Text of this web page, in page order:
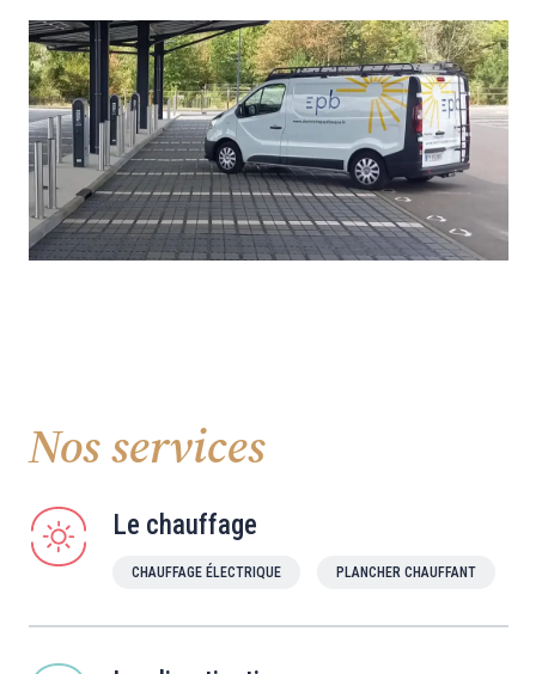
Nos services
Le chauffage
CHAUFFAGE ÉLECTRIQUE PLANCHER CHAUFFANT